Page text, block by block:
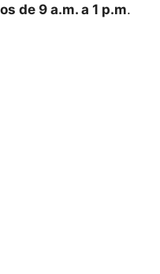
de 9 a.m. a 1 p.m.